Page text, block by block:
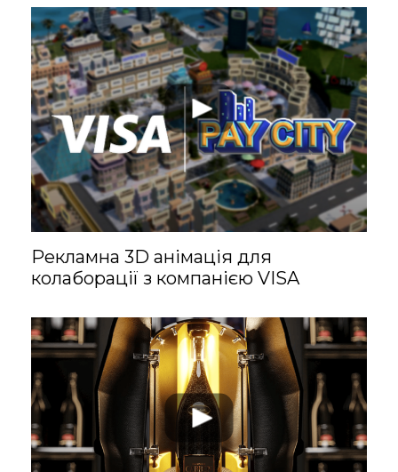
Рекламна 3D анімація для
колаборації з компанією VISA
Даяна
Сценарист
Створює цікаві
сюжети, щоб ваша
захопливою та
довершеною.
Любить
говорити, а ще
більше - писати.